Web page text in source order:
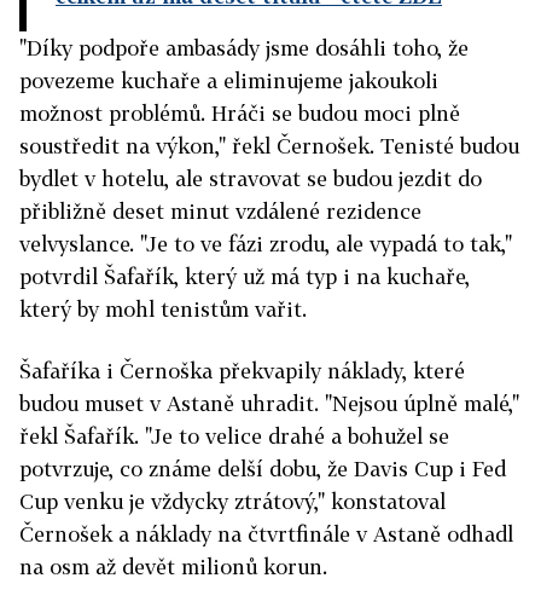
"Díky podpoře ambasády jsme dosáhli toho, že
povezeme kuchaře a eliminujeme jakoukoli
možnost problémů. Hráči se budou moci plně
soustředit na výkon," řekl Černošek. Tenisté budou
bydlet v hotelu, ale stravovat se budou jezdit do
přibližně deset minut vzdálené rezidence
velvyslance. "Je to ve fázi zrodu, ale vypadá to tak,"
potvrdil Šafařík, který už má typ i na kuchaře,
který by mohl tenistům vařit.
Šafaříka i Černoška překvapily náklady, které
budou muset v Astaně uhradit. "Nejsou úplně malé,"
řekl Šafařík. "Je to velice drahé a bohužel se
potvrzuje, co známe delší dobu, že Davis Cup i Fed
Cup venku je vždycky ztrátový," konstatoval
Černošek a náklady na čtvrtfinále v Astaně odhadl
na osm až devět milionů korun.